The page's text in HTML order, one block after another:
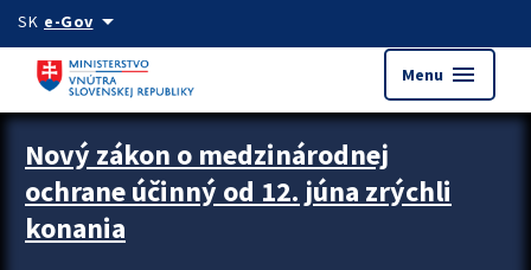
Preskocit na hlavný obsah
SK e-Govarrow_drop_down
Menu menu
Zastavit automatický posun upútavok
Nový zákon o medzinárodnej
ochrane účinný od 12. júna zrýchli
konania